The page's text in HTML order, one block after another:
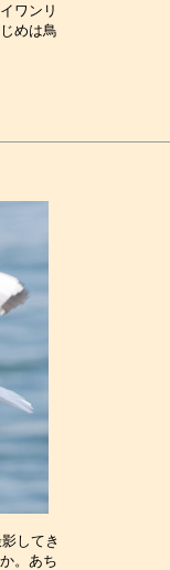
ワンリ
めは鳥
してき
。あち